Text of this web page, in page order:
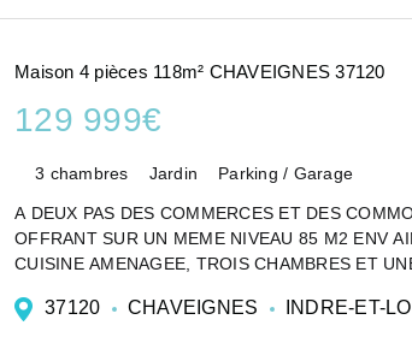
Maison 4 pièces 118m² CHAVEIGNES 37120
129 999€
3 chambres Jardin Parking / Garage
A DEUX PAS DES COMMERCES ET DES
OFFRANT SUR UN MEME NIVEAU 85 M2 ENV
CUISINE AMENAGEE, TROIS CHAMBRES ET
37120 CHAVEIGNES INDRE-ET-